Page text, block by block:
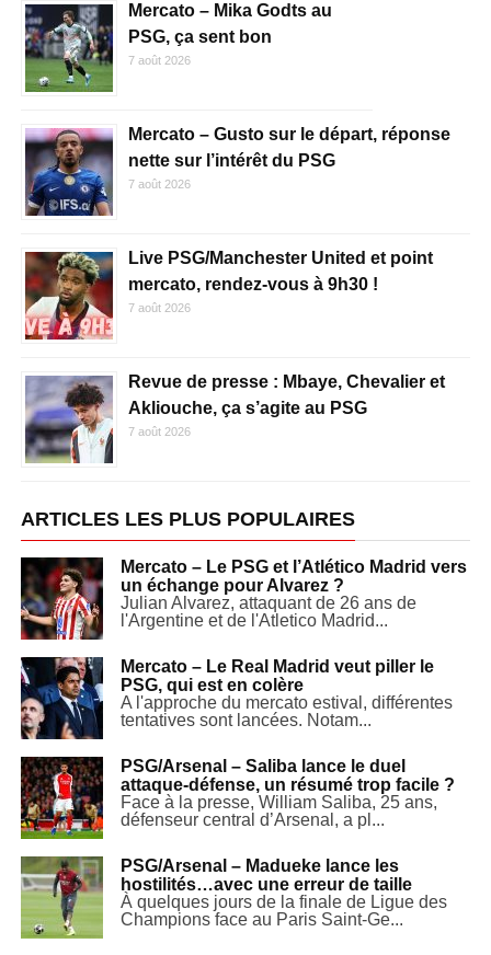
Mercato – Mika Godts au
PSG, ça sent bon
7 août 2026
Mercato – Gusto sur le départ, réponse
nette sur l’intérêt du PSG
7 août 2026
Live PSG/Manchester United et point
mercato, rendez-vous à 9h30 !
7 août 2026
Revue de presse : Mbaye, Chevalier et
Akliouche, ça s’agite au PSG
7 août 2026
ARTICLES LES PLUS POPULAIRES
Mercato – Le PSG et l’Atlético Madrid vers
un échange pour Alvarez ?
Julian Alvarez, attaquant de 26 ans de
l'Argentine et de l'Atletico Madrid...
Mercato – Le Real Madrid veut piller le
PSG, qui est en colère
A l'approche du mercato estival, différentes
tentatives sont lancées. Notam...
PSG/Arsenal – Saliba lance le duel
attaque-défense, un résumé trop facile ?
Face à la presse, William Saliba, 25 ans,
défenseur central d’Arsenal, a pl...
PSG/Arsenal – Madueke lance les
hostilités…avec une erreur de taille
À quelques jours de la finale de Ligue des
Champions face au Paris Saint-Ge...